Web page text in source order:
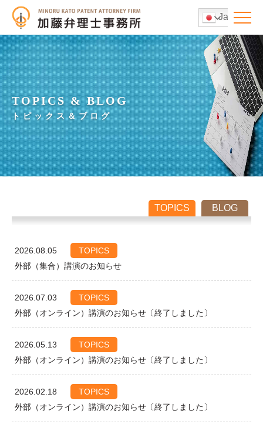
Japanese
TOPICS & BLOG
トピックス＆ブログ
TOPICS BLOG
2026.08.05
TOPICS
外部（集合）講演のお知らせ
2026.07.03
TOPICS
外部（オンライン）講演のお知らせ〔終了しました〕
2026.05.13
TOPICS
外部（オンライン）講演のお知らせ〔終了しました〕
2026.02.18
TOPICS
外部（オンライン）講演のお知らせ〔終了しました〕